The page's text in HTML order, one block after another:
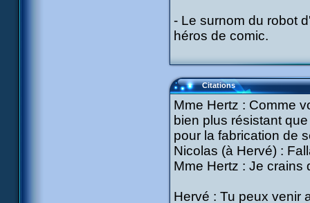
- Le surnom du robot
héros de comic.
Citations
Mme Hertz : Comme
bien plus résistant
pour la fabrication de
Nicolas (à Hervé) :
Mme Hertz : Je crains
Hervé : Tu peux venir